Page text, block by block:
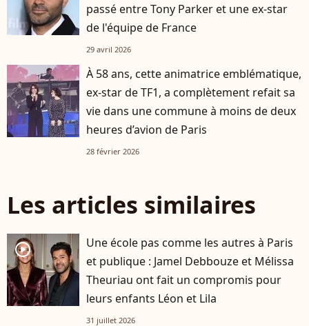
passé entre Tony Parker et une ex-star
de l'équipe de France
29 avril 2026
À 58 ans, cette animatrice emblématique,
ex-star de TF1, a complètement refait sa
vie dans une commune à moins de deux
heures d’avion de Paris
28 février 2026
Les articles similaires
player2
Une école pas comme les autres à Paris
et publique : Jamel Debbouze et Mélissa
Theuriau ont fait un compromis pour
leurs enfants Léon et Lila
31 juillet 2026